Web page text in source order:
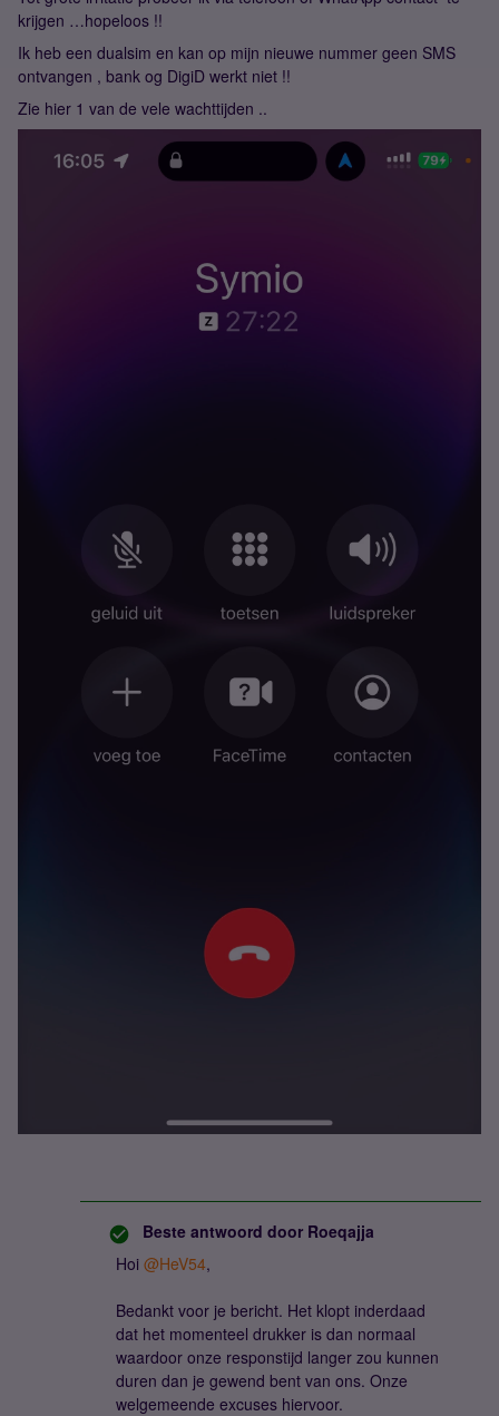
krijgen …hopeloos !!
Ik heb een dualsim en kan op mijn nieuwe nummer geen SMS
ontvangen , bank og DigiD werkt niet !!
Zie hier 1 van de vele wachttijden ..
Beste antwoord door Roeqajja
Hoi @HeV54,
Bedankt voor je bericht. Het klopt inderdaad
dat het momenteel drukker is dan normaal
waardoor onze responstijd langer zou kunnen
duren dan je gewend bent van ons. Onze
welgemeende excuses hiervoor.